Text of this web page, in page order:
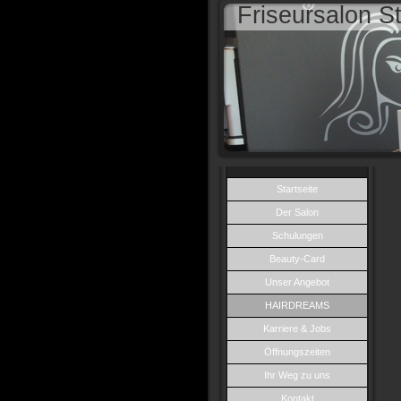
Friseursalon
Startseite
Der Salon
Schulungen
Beauty-Card
Unser Angebot
HAIRDREAMS
Karriere & Jobs
Öffnungszeiten
Ihr Weg zu uns
Kontakt